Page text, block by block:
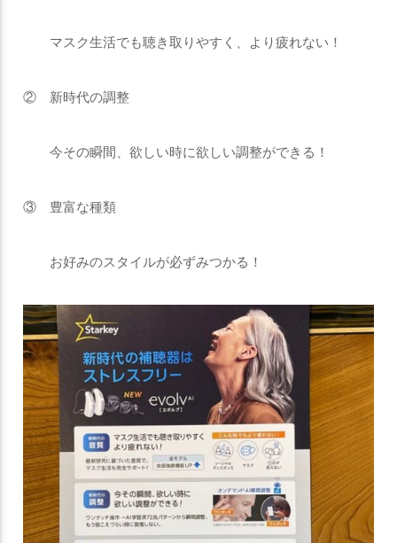
マスク生活でも聴き取りやすく、より疲れない！
② 新時代の調整
今その瞬間、欲しい時に欲しい調整ができる！
③ 豊富な種類
お好みのスタイルが必ずみつかる！